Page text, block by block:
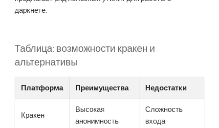
даркнете.
Таблица: возможности кракен и
альтернативы
Платформа Преимущества Недостатки
Кракен
Высокая
анонимность
Сложность
входа